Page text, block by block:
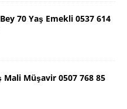
70 Yaş Emekli 0537 614
Mali Müşavir 0507 768 85